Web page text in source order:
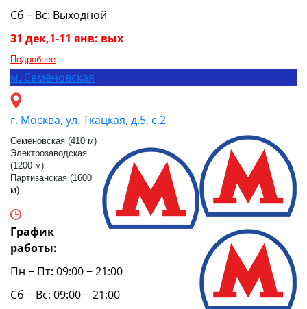
Сб – Вс: Выходной
31 дек,1-11 янв: вых
Подробнее
м. Семёновская
г. Москва, ул. Ткацкая, д.5, с.2
Семёновская (410 м)
Электрозаводская
(1200 м)
Партизанская (1600
м)
График
работы:
Пн − Пт: 09:00 − 21:00
Сб − Вс: 09:00 − 21:00